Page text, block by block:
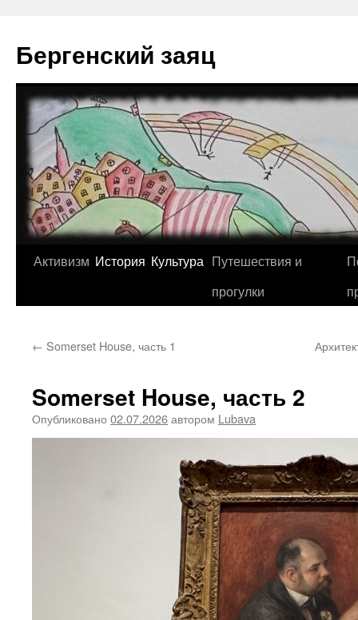
содержимому
Бергенский заяц
Активизм История Культура Путешествия и
прогулки
← Somerset House, часть 1
Somerset House, часть 2
Опубликовано 02.07.2026автором Lubava